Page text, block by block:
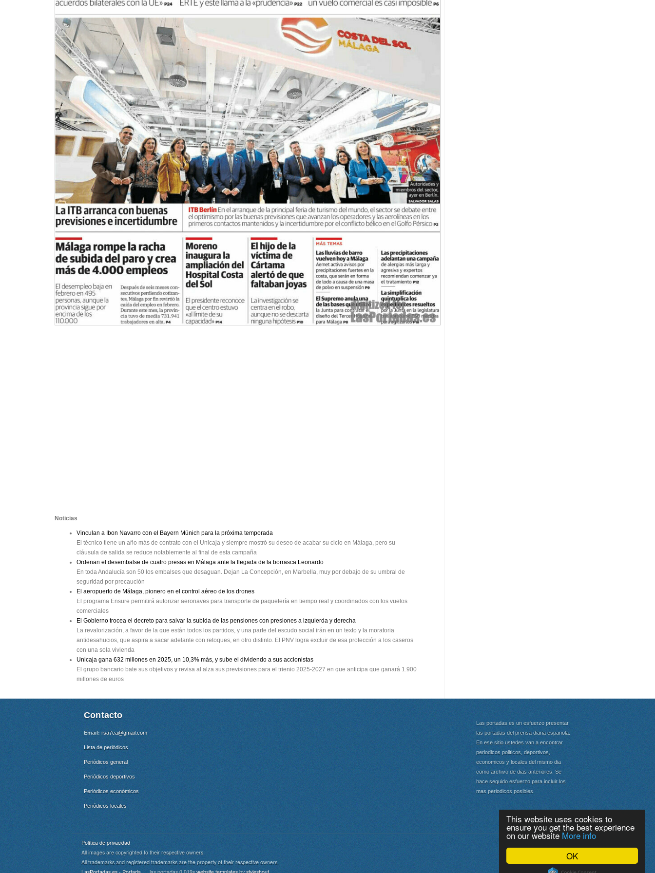
OK
This website uses cookies to
ensure you get the best experience
on our website More info
Noticias
Vinculan a Ibon Navarro con el Bayern Múnich para la próxima temporada
El técnico tiene un año más de contrato con el Unicaja y siempre mostró su deseo de acabar su ciclo en Málaga, pero su
cláusula de salida se reduce notablemente al final de esta campaña
Ordenan el desembalse de cuatro presas en Málaga ante la llegada de la borrasca Leonardo
En toda Andalucía son 50 los embalses que desaguan. Dejan La Concepción, en Marbella, muy por debajo de su umbral de
seguridad por precaución
El aeropuerto de Málaga, pionero en el control aéreo de los drones
El programa Ensure permitirá autorizar aeronaves para transporte de paquetería en tiempo real y coordinados con los vuelos
comerciales
El Gobierno trocea el decreto para salvar la subida de las pensiones con presiones a izquierda y derecha
La revalorización, a favor de la que están todos los partidos, y una parte del escudo social irán en un texto y la moratoria
antidesahucios, que aspira a sacar adelante con retoques, en otro distinto. El PNV logra excluir de esa protección a los caseros
con una sola vivienda
Unicaja gana 632 millones en 2025, un 10,3% más, y sube el dividendo a sus accionistas
El grupo bancario bate sus objetivos y revisa al alza sus previsiones para el trienio 2025-2027 en que anticipa que ganará 1.900
millones de euros
Contacto
Email: rsa7ca@gmail.com
Lista de periódicos
Periódicos general
Periódicos deportivos
Periódicos económicos
Periódicos locales
Las portadas es un esfuerzo presentar
las portadas del prensa diaria espanola.
En ese sitio ustedes van a encontrar
periodicos politicos, deportivos,
economicos y locales del mismo dia
como archivo de dias anteriores. Se
hace seguido esfuerzo para incluir los
mas periodicos posibles.
Política de privacidad
All images are copyrighted to their respective owners.
All trademarks and registered trademarks are the property of their respective owners.